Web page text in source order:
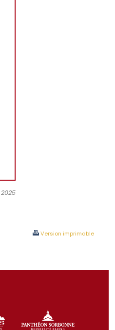
Version imprimable